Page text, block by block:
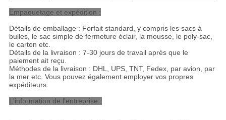
Empaquetage et expédition :
Détails de emballage : Forfait standard, y compris les sacs à
bulles, le sac simple de fermeture éclair, la mousse, le poly-sac,
le carton etc.
Détails de la livraison : 7-30 jours de travail après que le
paiement ait reçu.
Méthodes de la livraison : DHL, UPS, TNT, Fedex, par avion, par
la mer etc. Vous pouvez également employer vos propres
expéditeurs.
L'information de l'entreprise :